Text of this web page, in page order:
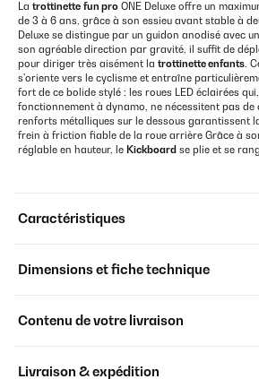
La trottinette fun pro ONE Deluxe offre un
de 3 à 6 ans, grâce à son essieu avant stable à
Deluxe se distingue par un guidon anodisé avec
son agréable direction par gravité, il suffit de
pour diriger très aisément la trottinette enfants.
s'oriente vers le cyclisme et entraîne
fort de ce bolide stylé : les roues LED éclairées
fonctionnement à dynamo, ne nécessitent pas de
renforts métalliques sur le dessous garantissent
frein à friction fiable de la roue arrière Grâce à
réglable en hauteur, le Kickboard se plie et se
Caractéristiques
Dimensions et fiche technique
Contenu de votre livraison
Livraison & expédition